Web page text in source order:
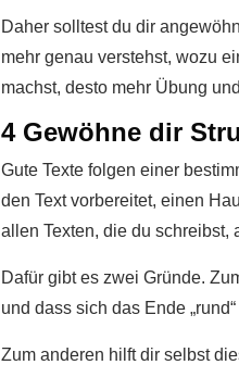
Daher solltest du dir
mehr genau verstehst, wozu
machst, desto mehr Übung
4 Gewöhne dir
Gute Texte folgen einer
den Text vorbereitet, einen
allen Texten, die du schreibst,
Dafür gibt es zwei Gründe.
und dass sich das Ende
Zum anderen hilft dir selbst